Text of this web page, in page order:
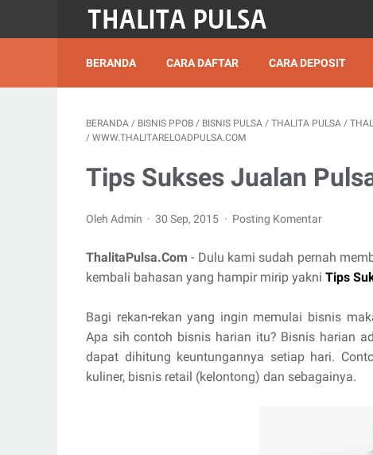
BERANDA CARA DAFTAR CARA DEPOSIT
BERANDA / BISNIS PPOB / BISNIS PULSA / THALITA PULSA /
/ WWW.THALITARELOADPULSA.COM
Tips Sukses Jualan
Oleh Admin 30 Sep, 2015 Posting Komentar
ThalitaPulsa.Com - Dulu kami sudah pernah
kembali bahasan yang hampir mirip yakni Tips
Bagi rekan-rekan yang ingin memulai bisnis
Apa sih contoh bisnis harian itu? Bisnis harian
dapat dihitung keuntungannya setiap hari.
kuliner, bisnis retail (kelontong) dan sebagainya.